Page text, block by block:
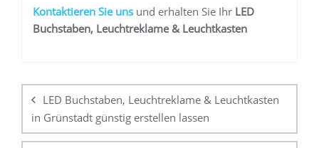
Kontaktieren Sie uns und erhalten Sie Ihr LED
Buchstaben, Leuchtreklame & Leuchtkasten
LED Buchstaben, Leuchtreklame & Leuchtkasten
in Grünstadt günstig erstellen lassen